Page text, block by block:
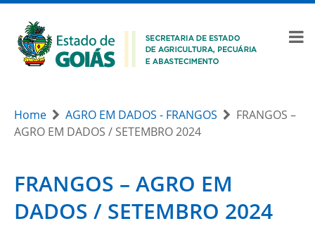
Home AGRO EM DADOS - FRANGOS
FRANGOS –
AGRO EM DADOS / SETEMBRO 2024
FRANGOS – AGRO EM
DADOS / SETEMBRO 2024